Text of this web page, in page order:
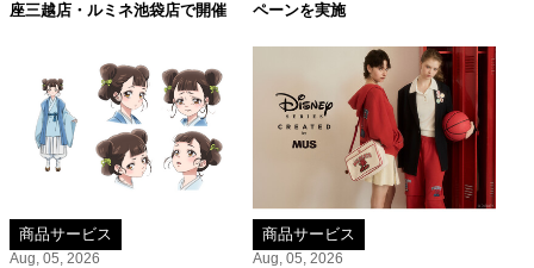
座三越店・ルミネ池袋店で開催
ペーンを実施
商品サービス
Aug, 05, 2026
商品サービス
Aug, 05, 2026